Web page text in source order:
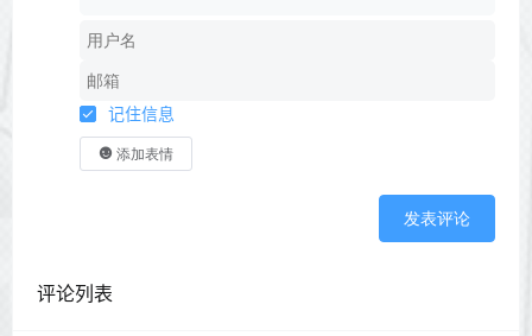
记住信息
添加表情
发表评论
评论列表